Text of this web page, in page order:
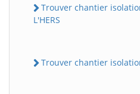
Trouver chantier
L'HERS
Trouver chantier